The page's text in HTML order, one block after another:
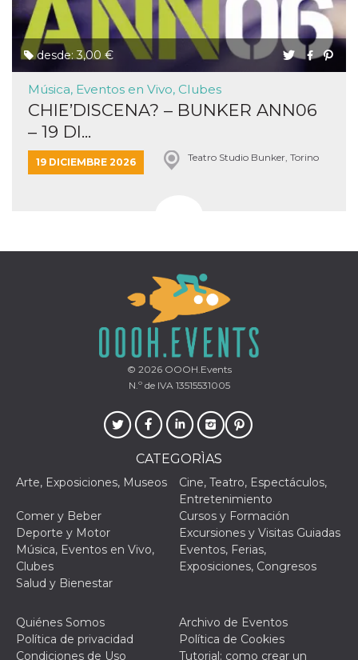
desde: 3,00 €
Música, Eventos en Vivo, Clubes
CHIE’DISCENA? – BUNKER ANN06
– 19 DI...
19 DICIEMBRE 2026 Teatro Studio Bunker, Torino
© 2026OOOH.Events
N.º de IVA 13515531005
CATEGORÌAS
Arte, Exposiciones, Museos
Cine, Teatro, Espectáculos,
Entretenimiento
Comer y Beber
Cursos y Formación
Deporte y Motor
Excursiones y Visitas Guiadas
Música, Eventos en Vivo,
Clubes
Eventos, Ferias,
Exposiciones, Congresos
Salud y Bienestar
Quiénes Somos
Archivo de Eventos
Política de privacidad
Política de Cookies
Condiciones de Uso
Tutorial: como crear un